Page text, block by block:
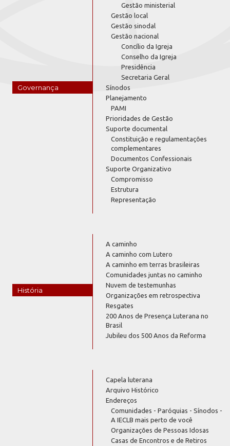
Governança
Gestão ministerial
Gestão local
Gestão sinodal
Gestão nacional
Concílio da Igreja
Conselho da Igreja
Presidência
Secretaria Geral
Sínodos
Planejamento
PAMI
Prioridades de Gestão
Suporte documental
Constituição e regulamentações
complementares
Documentos Confessionais
Suporte Organizativo
Compromisso
Estrutura
Representação
História
A caminho
A caminho com Lutero
A caminho em terras brasileiras
Comunidades juntas no caminho
Nuvem de testemunhas
Organizações em retrospectiva
Resgates
200 Anos de Presença Luterana no
Brasil
Jubileu dos 500 Anos da Reforma
Capela luterana
Arquivo Histórico
Endereços
Comunidades - Paróquias - Sínodos -
A IECLB mais perto de você
Organizações de Pessoas Idosas
Casas de Encontros e de Retiros